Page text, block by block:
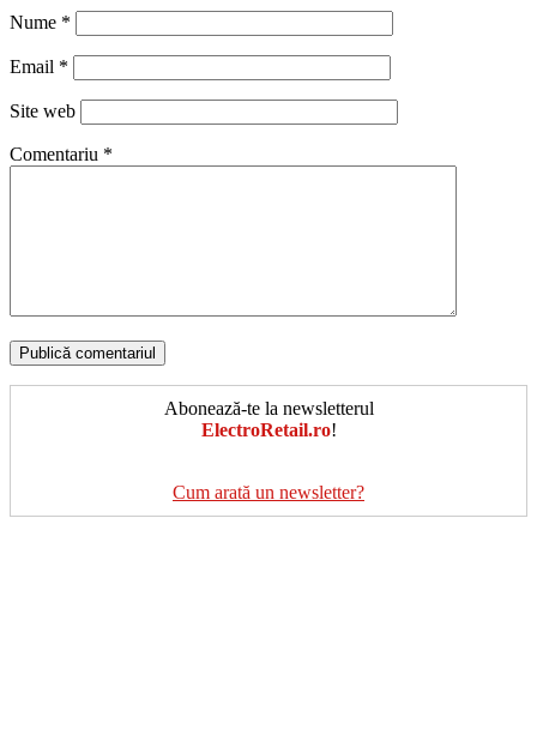
Nume *
Email *
Site web
Comentariu *
Abonează-te la newsletterul
ElectroRetail.ro!
Cum arată un newsletter?